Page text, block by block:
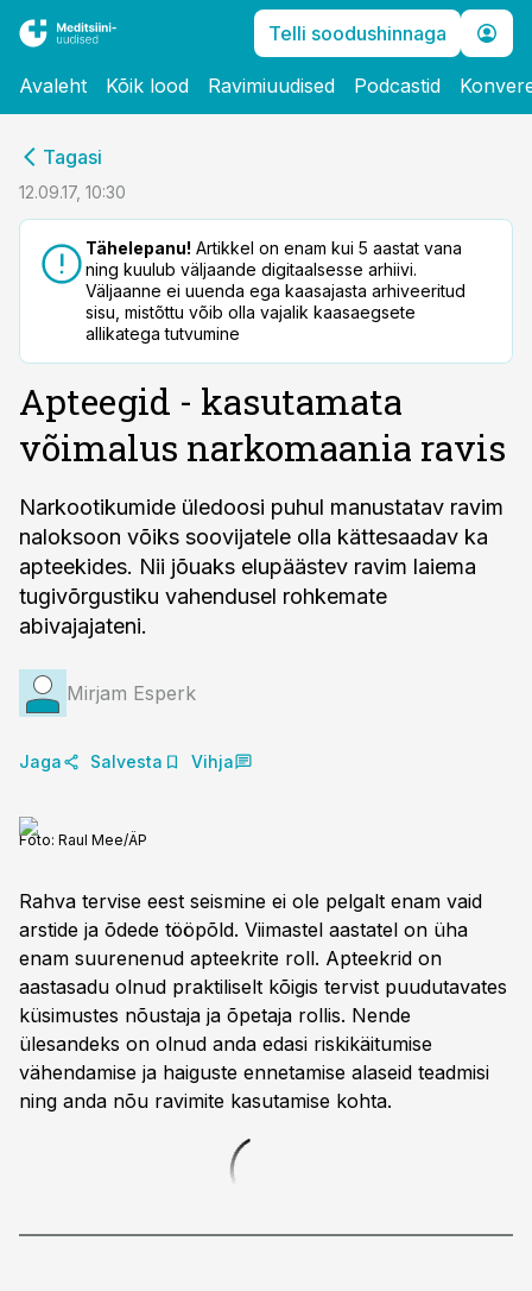
Telli soodushinnaga
Avaleht Kõik lood Ravimiuudised Podcastid
Tagasi
12.09.17, 10:30
Tähelepanu! Artikkel on enam kui 5 aastat vana
ning kuulub väljaande digitaalsesse arhiivi.
Väljaanne ei uuenda ega kaasajasta arhiveeritud
sisu, mistõttu võib olla vajalik kaasaegsete
allikatega tutvumine
Apteegid - kasutamata
võimalus narkomaania ravis
Narkootikumide üledoosi puhul manustatav ravim
naloksoon võiks soovijatele olla kättesaadav ka
apteekides. Nii jõuaks elupäästev ravim laiema
tugivõrgustiku vahendusel rohkemate
abivajajateni.
Mirjam Esperk
Jaga Salvesta Vihja
Foto: Raul Mee/ÄP
Rahva tervise eest seismine ei ole pelgalt enam vaid
arstide ja õdede tööpõld. Viimastel aastatel on üha
enam suurenenud apteekrite roll. Apteekrid on
aastasadu olnud praktiliselt kõigis tervist puudutavates
küsimustes nõustaja ja õpetaja rollis. Nende
ülesandeks on olnud anda edasi riskikäitumise
vähendamise ja haiguste ennetamise alaseid teadmisi
ning anda nõu ravimite kasutamise kohta.